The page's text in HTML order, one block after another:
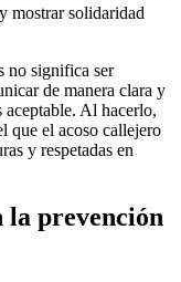
mostrar solidaridad
no significa ser
de manera clara y
aceptable. Al hacerlo,
que el acoso callejero
y respetadas en
la prevención